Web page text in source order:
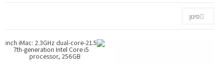
יצירת קשר
סינון